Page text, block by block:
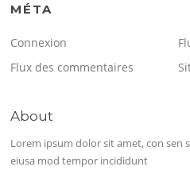
MÉTA
Connexion
Flux des commentaires
About
Lorem ipsum dolor sit amet, con sen
eiusa mod tempor incididunt